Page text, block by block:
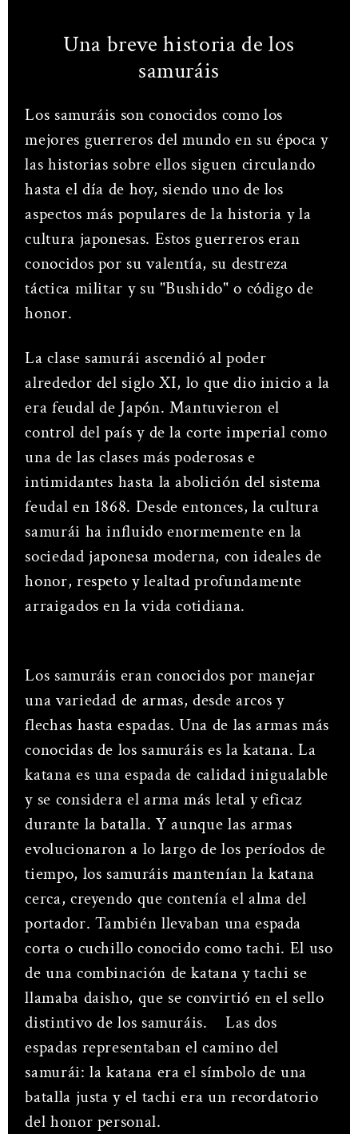
Una breve historia de los
samuráis
Los samuráis son conocidos como los
mejores guerreros del mundo en su época y
las historias sobre ellos siguen circulando
hasta el día de hoy, siendo uno de los
aspectos más populares de la historia y la
cultura japonesas. Estos guerreros eran
conocidos por su valentía, su destreza
táctica militar y su "Bushido" o código de
honor.
La clase samurái ascendió al poder
alrededor del siglo XI, lo que dio inicio a la
era feudal de Japón. Mantuvieron el
control del país y de la corte imperial como
una de las clases más poderosas e
intimidantes hasta la abolición del sistema
feudal en 1868. Desde entonces, la cultura
samurái ha influido enormemente en la
sociedad japonesa moderna, con ideales de
honor, respeto y lealtad profundamente
arraigados en la vida cotidiana.
Los samuráis eran conocidos por manejar
una variedad de armas, desde arcos y
flechas hasta espadas. Una de las armas más
conocidas de los samuráis es la katana. La
katana es una espada de calidad inigualable
y se considera el arma más letal y eficaz
durante la batalla. Y aunque las armas
evolucionaron a lo largo de los períodos de
tiempo, los samuráis mantenían la katana
cerca, creyendo que contenía el alma del
portador. También llevaban una espada
corta o cuchillo conocido como tachi. El uso
de una combinación de katana y tachi se
llamaba daisho, que se convirtió en el sello
distintivo de los samuráis.
Las dos
espadas representaban el camino del
samurái: la katana era el símbolo de una
batalla justa y el tachi era un recordatorio
del honor personal.